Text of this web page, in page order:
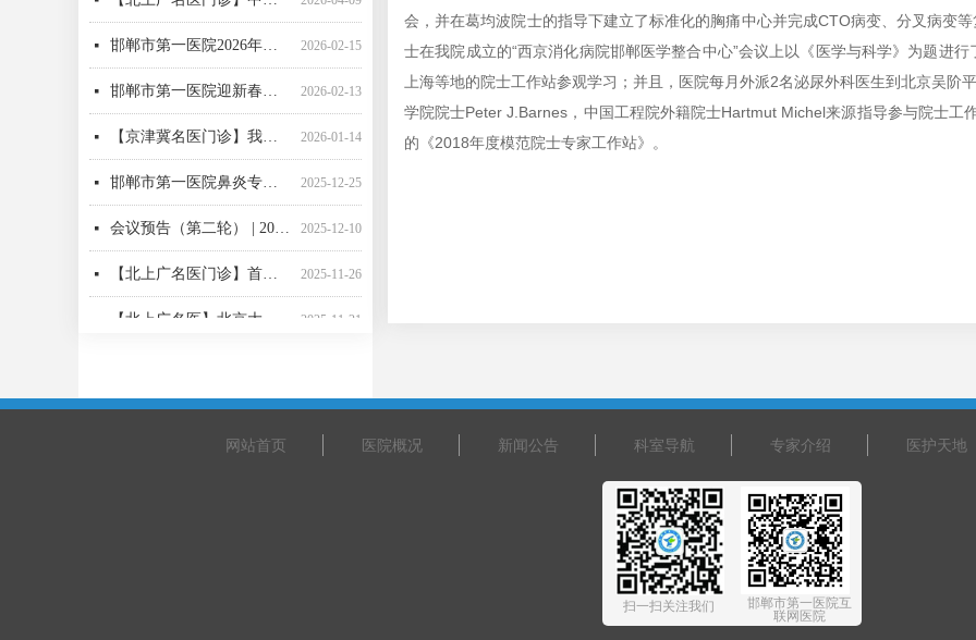
会，并在葛均波院士的指导下建立了标准化的胸痛中心并完成CTO病变、分叉病变
士在我院成立的“西京消化病院邯郸医学整合中心”会议上以《医学与科学》为题进
上海等地的院士工作站参观学习；并且，医院每月外派2名泌尿外科医生到北京吴
学院院士Peter J.Barnes，中国工程院外籍院士Hartmut Michel来源指导参与院士工
的《2018年度模范院士专家工作站》。
2026-02-15
넷 邯郸市第一医院2026年春节门诊出诊信息
2026-02-13
넷 邯郸市第一医院迎新春十二项惠民举措正式推出
2026-01-14
넷 【京津冀名医门诊】我院名誉院长肝胆胰外科专家刘建华教授
2025-12-25
넷 邯郸市第一医院鼻炎专病门诊正式运营
2025-12-10
넷 会议预告（第二轮） | 2025年邯郸市医学会眼科学术会邀请函
2025-11-26
넷 【北上广名医门诊】首都医科大学附属复兴医院周巧云教授来院坐诊
2025-11-21
넷 【北上广名医】北京大学人民医院心内科专家刘文玲教授来我院坐诊
扫一扫关注我们
邯郸市第一医院互
联网医院
网站首页 医院概况 新闻公告 科室导航 专家介绍 医护天地